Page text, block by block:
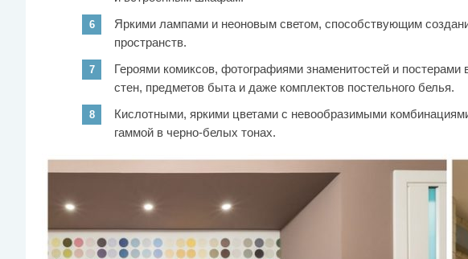
Яркими лампами и неоновым светом, способствующим
пространств.
Героями комиксов, фотографиями знаменитостей и постерами
стен, предметов быта и даже комплектов постельного белья.
Кислотными, яркими цветами с невообразимыми
гаммой в черно-белых тонах.